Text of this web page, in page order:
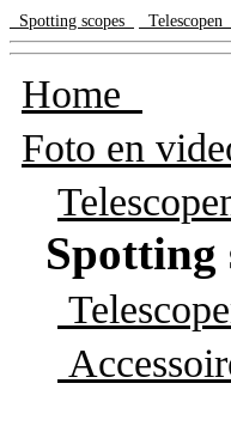
Spotting scopes Telescopen
Home
Foto en
Spotting